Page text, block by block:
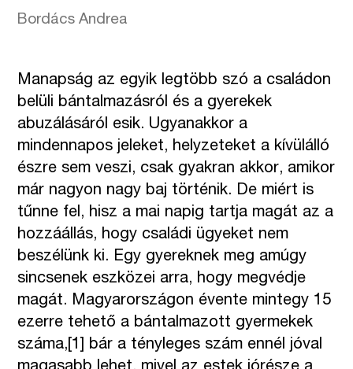
Bordács Andrea
Manapság az egyik legtöbb szó a családon
belüli bántalmazásról és a gyerekek
abuzálásáról esik. Ugyanakkor a
mindennapos jeleket, helyzeteket a kívülálló
észre sem veszi, csak gyakran akkor, amikor
már nagyon nagy baj történik. De miért is
tűnne fel, hisz a mai napig tartja magát az a
hozzáállás, hogy családi ügyeket nem
beszélünk ki. Egy gyereknek meg amúgy
sincsenek eszközei arra, hogy megvédje
magát. Magyarországon évente mintegy 15
ezerre tehető a bántalmazott gyermekek
száma, [1]
bár a tényleges szám ennél jóval